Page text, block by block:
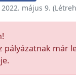
2022. május 9.
pályázatnak már